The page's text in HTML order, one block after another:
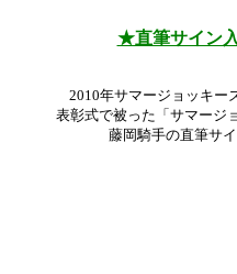
★直筆サイン
2010年サマージョッキー
表彰式で被った「サマージ
藤岡騎手の直筆サ